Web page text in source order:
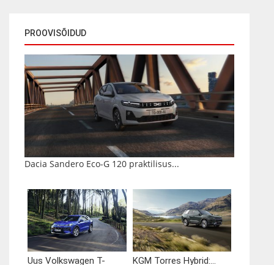
PROOVISÕIDUD
Dacia Sandero Eco-G 120 praktilisus...
Uus Volkswagen T- KGM Torres Hybrid:...